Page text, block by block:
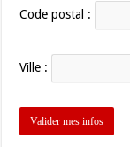
Code postal :
Ville :